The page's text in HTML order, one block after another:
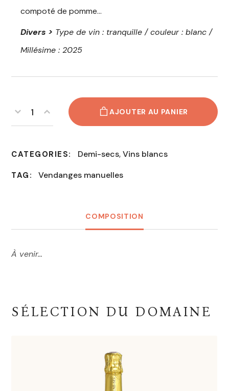
compoté de pomme…
Divers > Type de vin : tranquille / couleur : blanc /
Millésime : 2025
AJOUTER AU PANIER
CATEGORIES: Demi-secs,Vins blancs
TAG: Vendanges manuelles
COMPOSITION
À venir…
SÉLECTION DU DOMAINE